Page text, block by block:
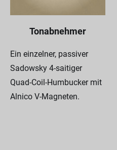
Tonabnehmer
Ein einzelner, passiver
Sadowsky 4-saitiger
Quad-Coil-Humbucker mit
Alnico V-Magneten.